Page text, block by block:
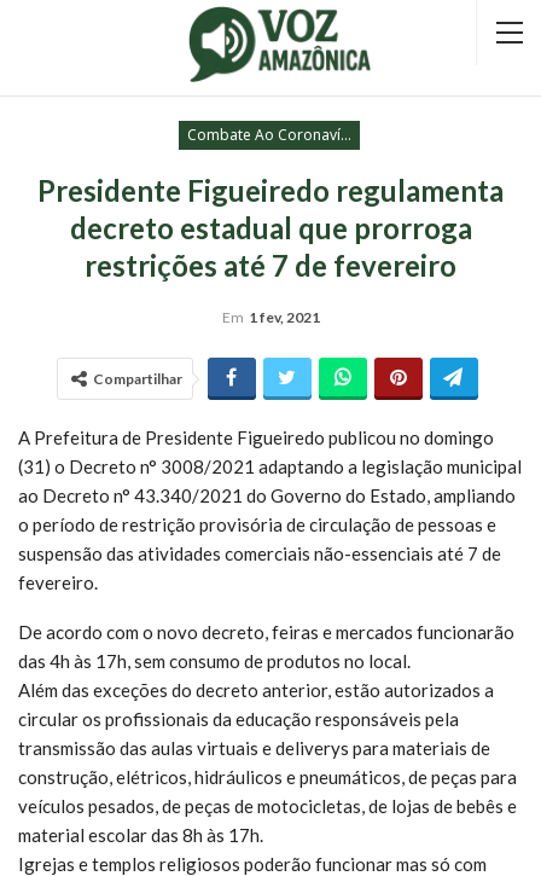
Combate Ao Coronavírus
Presidente Figueiredo regulamenta
decreto estadual que prorroga
restrições até 7 de fevereiro
Em 1 fev, 2021
Compartilhar
A Prefeitura de Presidente Figueiredo publicou no domingo
(31) o Decreto n° 3008/2021 adaptando a legislação municipal
ao Decreto n° 43.340/2021 do Governo do Estado, ampliando
o período de restrição provisória de circulação de pessoas e
suspensão das atividades comerciais não-essenciais até 7 de
fevereiro.
De acordo com o novo decreto, feiras e mercados funcionarão
das 4h às 17h, sem consumo de produtos no local.
Além das exceções do decreto anterior, estão autorizados a
circular os profissionais da educação responsáveis pela
transmissão das aulas virtuais e deliverys para materiais de
construção, elétricos, hidráulicos e pneumáticos, de peças para
veículos pesados, de peças de motocicletas, de lojas de bebês e
material escolar das 8h às 17h.
Igrejas e templos religiosos poderão funcionar mas só com